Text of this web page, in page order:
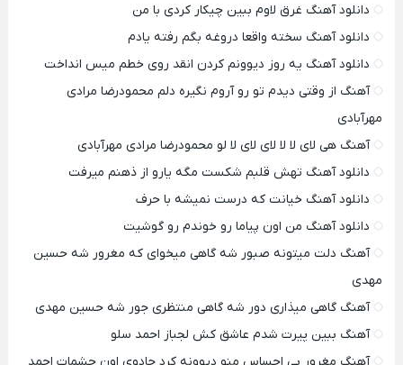
دانلود آهنگ غرق لاوم ببین چیکار کردی با من
دانلود آهنگ سخته واقعا دروغه بگم رفته یادم
دانلود آهنگ یه روز دیوونم کردن انقد روی خطم میس انداخت
آهنگ از وقتی دیدم تو رو آروم نگیره دلم محمودرضا مرادی
مهرآبادی
آهنگ هی لای لا لا لای لای لا لو محمودرضا مرادی مهرآبادی
دانلود آهنگ تهش قلبم شکست مگه یارو از ذهنم میرفت
دانلود آهنگ خیانت که درست نمیشه با حرف
دانلود آهنگ من اون پیاما رو خوندم رو گوشیت
آهنگ دلت میتونه صبور شه گاهی میخوای که مغرور شه حسین
مهدی
آهنگ گاهی میذاری دور شه گاهی منتظری جور شه حسین مهدی
آهنگ ببین پیرت شدم عاشق کش لجباز احمد سلو
آهنگ مغرور بی احساس منو دیوونه کرد جادوی اون چشمات احمد